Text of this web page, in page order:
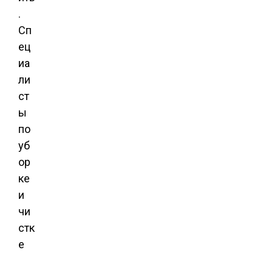
.
Сп
ец
иа
ли
ст
ы
по
уб
ор
ке
и
чи
стк
е